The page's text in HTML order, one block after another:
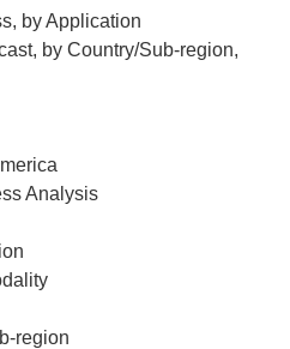
by Application
by Country/Sub-region,
Analysis
region